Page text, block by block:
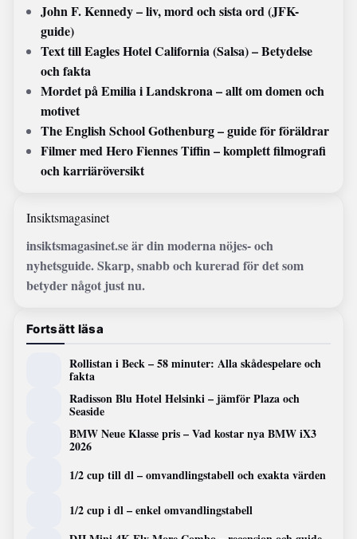
John F. Kennedy – liv, mord och sista ord (JFK-
guide)
Text till Eagles Hotel California (Salsa) – Betydelse
och fakta
Mordet på Emilia i Landskrona – allt om domen och
motivet
The English School Gothenburg – guide för föräldrar
Filmer med Hero Fiennes Tiffin – komplett filmografi
och karriäröversikt
Insiktsmagasinet
insiktsmagasinet.se är din moderna nöjes- och
nyhetsguide. Skarp, snabb och kurerad för det som
betyder något just nu.
Fortsätt läsa
Rollistan i Beck – 58 minuter: Alla skådespelare och
fakta
Radisson Blu Hotel Helsinki – jämför Plaza och
Seaside
BMW Neue Klasse pris – Vad kostar nya BMW iX3
2026
1/2 cup till dl – omvandlingstabell och exakta värden
1/2 cup i dl – enkel omvandlingstabell